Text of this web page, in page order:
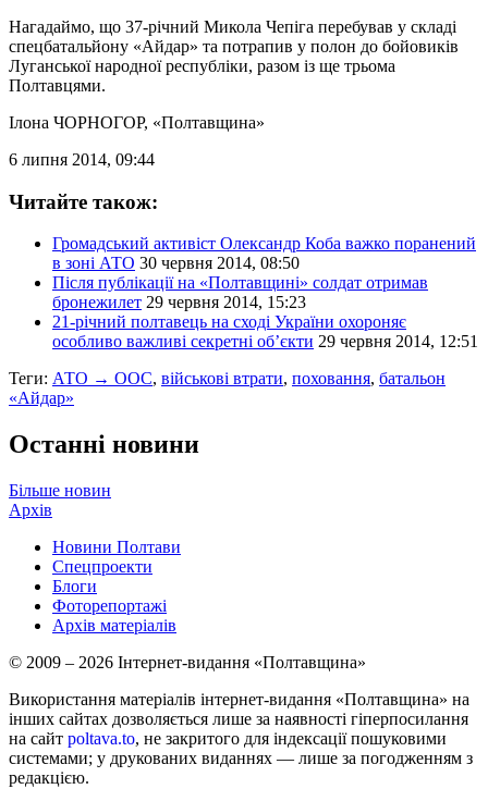
Нагадаймо, що 37-річний Микола Чепіга перебував у складі
спецбатальйону «Айдар» та потрапив у полон до бойовиків
Луганської народної республіки, разом із ще трьома
Полтавцями.
Ілона ЧОРНОГОР, «Полтавщина»
6 липня 2014, 09:44
Читайте також:
Громадський активіст Олександр Коба важко поранений
в зоні АТО 30 червня 2014, 08:50
Після публікації на «Полтавщині» солдат отримав
бронежилет 29 червня 2014, 15:23
21-річний полтавець на сході України охороняє
особливо важливі секретні об’єкти 29 червня 2014, 12:51
Теги: АТО → ООС, військові втрати, поховання, батальон
«Айдар»
Останні новини
Більше новин
Архів
Новини Полтави
Спецпроекти
Блоги
Фоторепортажі
Архів матеріалів
© 2009 – 2026 Інтернет-видання «Полтавщина»
Використання матеріалів інтернет-видання «Полтавщина» на
інших сайтах дозволяється лише за наявності гіперпосилання
на сайт poltava.to, не закритого для індексації пошуковими
системами; у друкованих виданнях — лише за погодженням з
редакцією.